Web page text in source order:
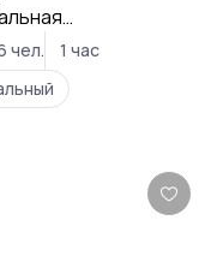
с небоскрёбами,
сменяется
один час
и получите
чел.
1 час